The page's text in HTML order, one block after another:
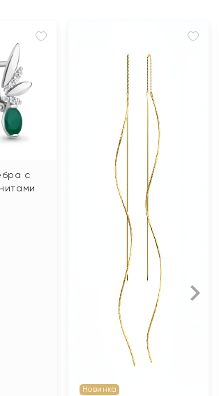
с
Новинка